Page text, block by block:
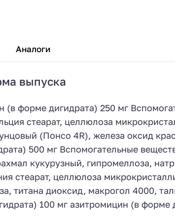
Аналоги
выпуска
(в форме дигидрата) 250 мг
стеарат, целлюлоза
(Понсо 4R), железа оксид
500 мг Вспомогательные
кукурузный, гипромеллоза,
стеарат, целлюлоза
титана диоксид, макрогол 4000,
100 мг азитромицин (в форме